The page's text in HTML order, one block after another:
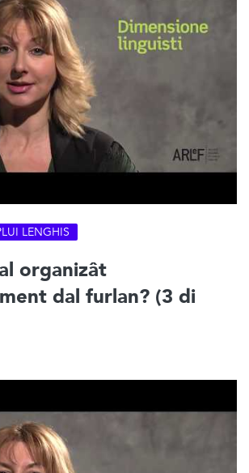
LENGHIS
organizât
dal furlan? (3 di